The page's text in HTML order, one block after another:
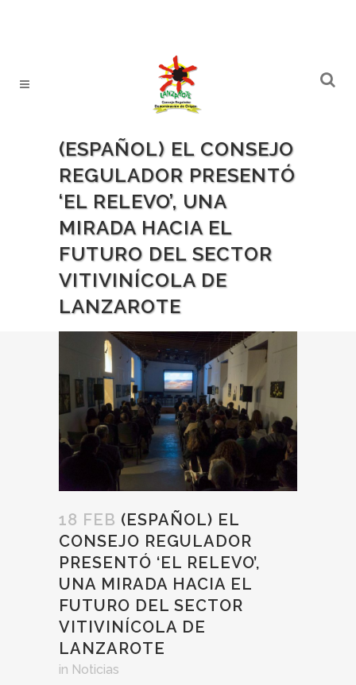
(ESPAÑOL) EL CONSEJO
REGULADOR PRESENTÓ
‘EL RELEVO’, UNA
MIRADA HACIA EL
FUTURO DEL SECTOR
VITIVINÍCOLA DE
LANZAROTE
18 FEB (ESPAÑOL) EL
CONSEJO REGULADOR
PRESENTÓ ‘EL RELEVO’,
UNA MIRADA HACIA EL
FUTURO DEL SECTOR
VITIVINÍCOLA DE
LANZAROTE
in Noticias